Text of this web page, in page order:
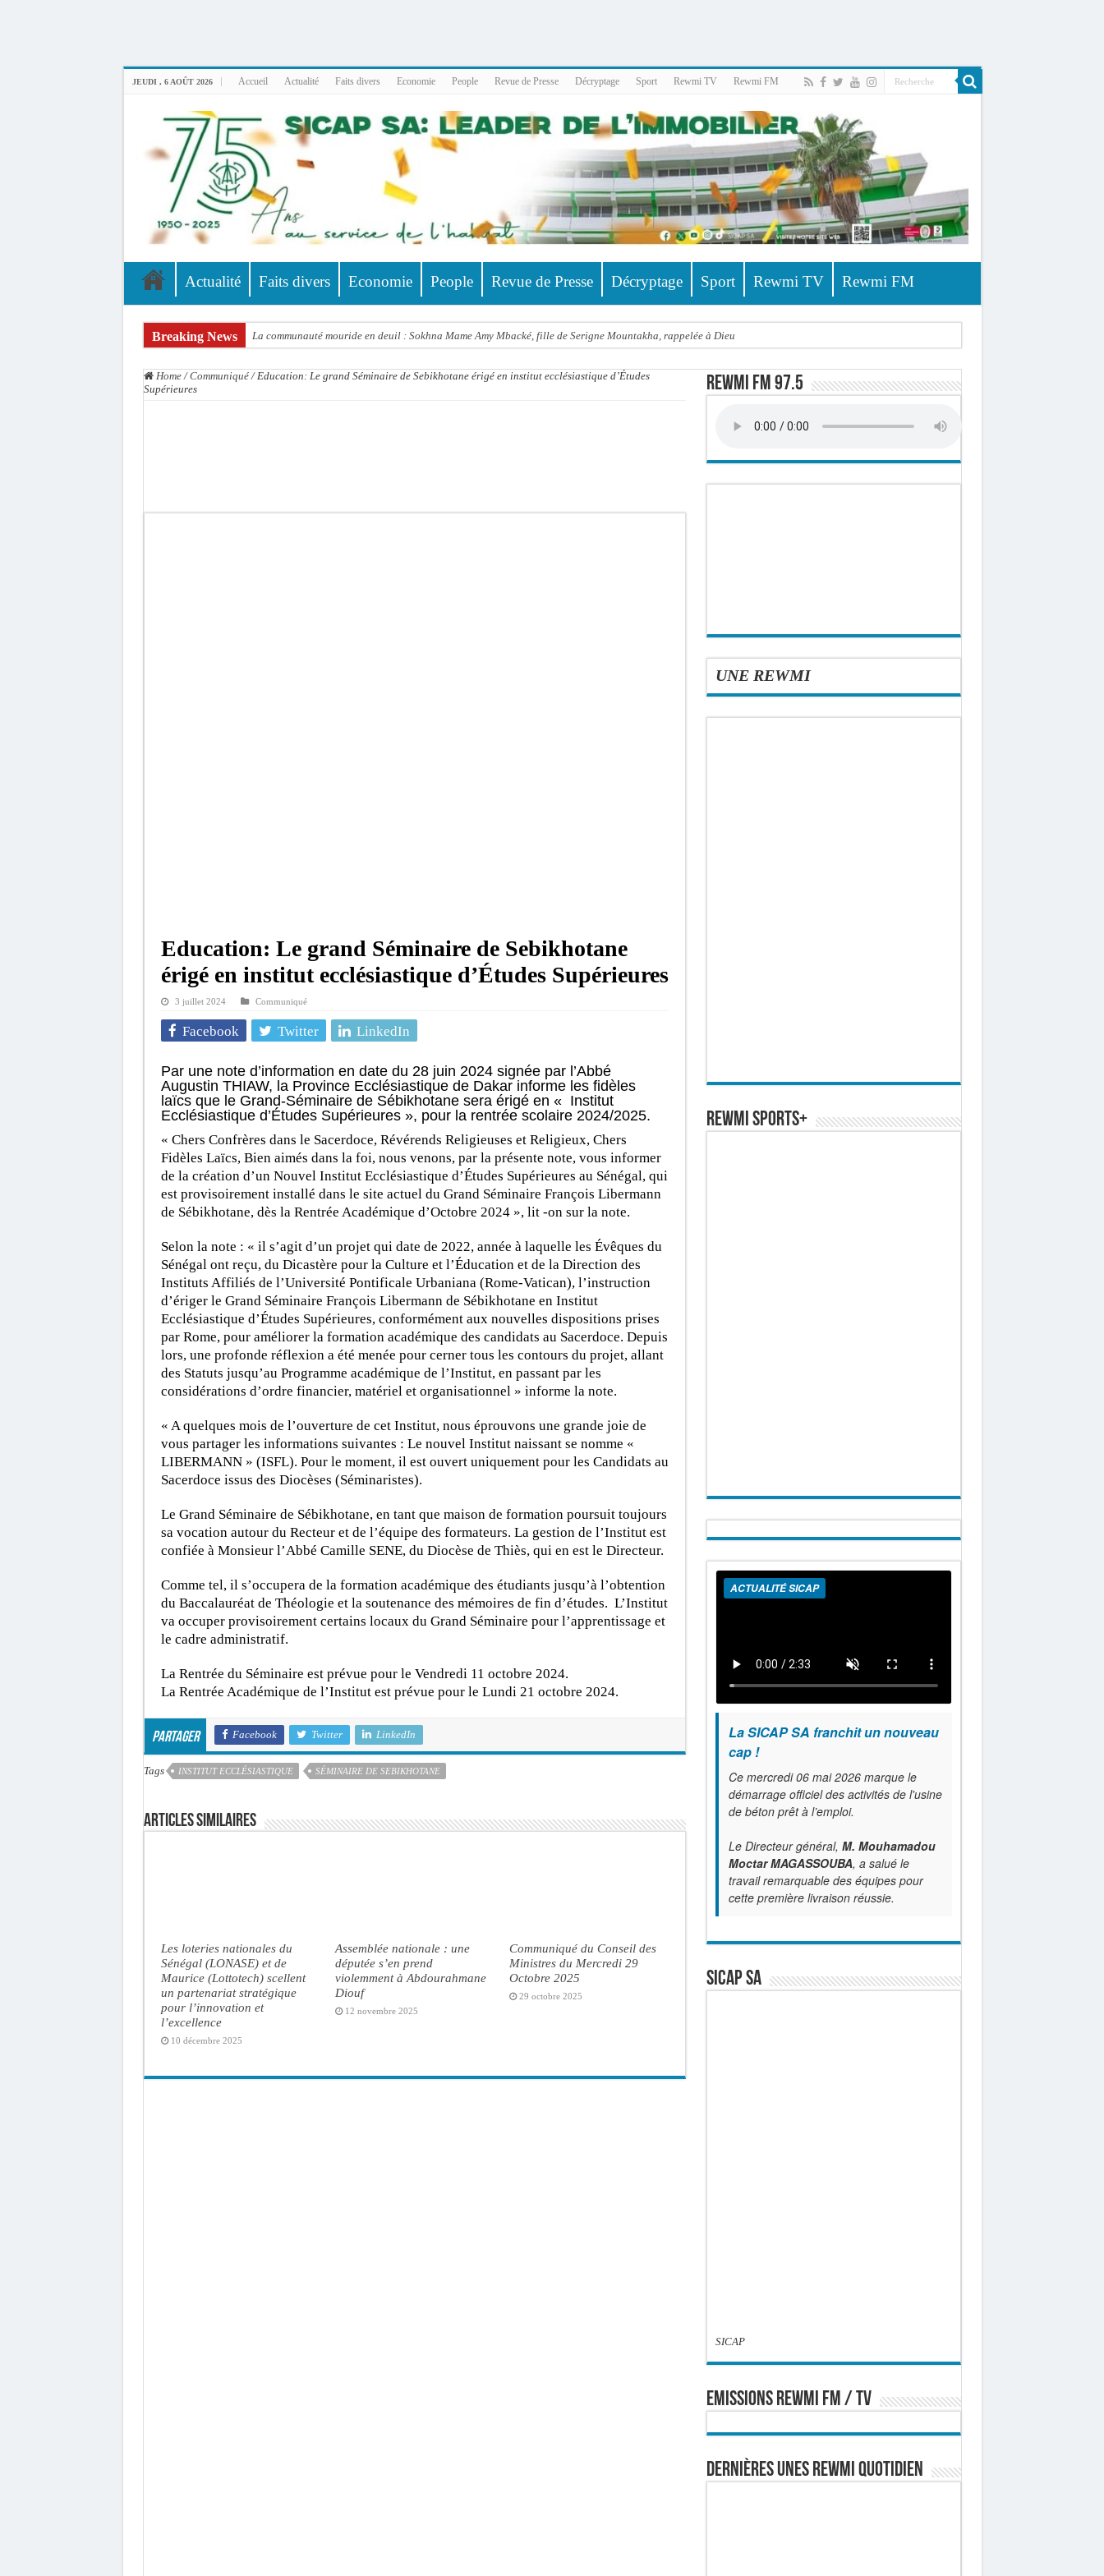
JEUDI , 6 AOÛT 2026 Accueil Actualité Faits divers Economie People Revue de Presse Décryptage Sport Rewmi TV Rewmi FM
Actualité Faits divers Economie People Revue de Presse Décryptage Sport Rewmi TV Rewmi FM
Breaking News La communauté mouride en deuil : Sokhna Mame Amy Mbacké, fille de Serigne Mountakha, rappelée à Dieu
Home / Communiqué / Education: Le grand Séminaire de Sebikhotane érigé en institut ecclésiastique d’Études
Supérieures
Education: Le grand Séminaire de Sebikhotane
érigé en institut ecclésiastique d’Études Supérieures
3 juillet 2024 Communiqué
Facebook Twitter LinkedIn
Par une note d’information en date du 28 juin 2024 signée par l’Abbé
Augustin THIAW, la Province Ecclésiastique de Dakar informe les fidèles
laïcs que le Grand-Séminaire de Sébikhotane sera érigé en « Institut
Ecclésiastique d’Études Supérieures », pour la rentrée scolaire 2024/2025.
« Chers Confrères dans le Sacerdoce, Révérends Religieuses et Religieux, Chers
Fidèles Laïcs, Bien aimés dans la foi, nous venons, par la présente note, vous informer
de la création d’un Nouvel Institut Ecclésiastique d’Études Supérieures au Sénégal, qui
est provisoirement installé dans le site actuel du Grand Séminaire François Libermann
de Sébikhotane, dès la Rentrée Académique d’Octobre 2024 », lit -on sur la note.
Selon la note : « il s’agit d’un projet qui date de 2022, année à laquelle les Évêques du
Sénégal ont reçu, du Dicastère pour la Culture et l’Éducation et de la Direction des
Instituts Affiliés de l’Université Pontificale Urbaniana (Rome-Vatican), l’instruction
d’ériger le Grand Séminaire François Libermann de Sébikhotane en Institut
Ecclésiastique d’Études Supérieures, conformément aux nouvelles dispositions prises
par Rome, pour améliorer la formation académique des candidats au Sacerdoce. Depuis
lors, une profonde réflexion a été menée pour cerner tous les contours du projet, allant
des Statuts jusqu’au Programme académique de l’Institut, en passant par les
considérations d’ordre financier, matériel et organisationnel » informe la note.
« A quelques mois de l’ouverture de cet Institut, nous éprouvons une grande joie de
vous partager les informations suivantes : Le nouvel Institut naissant se nomme «
LIBERMANN » (ISFL). Pour le moment, il est ouvert uniquement pour les Candidats au
Sacerdoce issus des Diocèses (Séminaristes).
Le Grand Séminaire de Sébikhotane, en tant que maison de formation poursuit toujours
sa vocation autour du Recteur et de l’équipe des formateurs. La gestion de l’Institut est
confiée à Monsieur l’Abbé Camille SENE, du Diocèse de Thiès, qui en est le Directeur.
Comme tel, il s’occupera de la formation académique des étudiants jusqu’à l’obtention
du Baccalauréat de Théologie et la soutenance des mémoires de fin d’études. L’Institut
va occuper provisoirement certains locaux du Grand Séminaire pour l’apprentissage et
le cadre administratif.
La Rentrée du Séminaire est prévue pour le Vendredi 11 octobre 2024.
La Rentrée Académique de l’Institut est prévue pour le Lundi 21 octobre 2024.
Partager Facebook Twitter LinkedIn
Tags INSTITUT ECCLÉSIASTIQUE SÉMINAIRE DE SEBIKHOTANE
Articles similaires
Les loteries nationales du
Sénégal (LONASE) et de
Maurice (Lottotech) scellent
un partenariat stratégique
pour l’innovation et
l’excellence
10 décembre 2025
Assemblée nationale : une
députée s’en prend
violemment à Abdourahmane
Diouf
12 novembre 2025
Communiqué du Conseil des
Ministres du Mercredi 29
Octobre 2025
29 octobre 2025
Rewmi FM 97.5
UNE REWMI
REWMI SPORTS+
ACTUALITÉ SICAP
La SICAP SA franchit un nouveau
cap !
Ce mercredi 06 mai 2026 marque le
démarrage officiel des activités de l'usine
de béton prêt à l’emploi.
Le Directeur général, M. Mouhamadou
Moctar MAGASSOUBA, a salué le
travail remarquable des équipes pour
cette première livraison réussie.
SICAP SA
SICAP
EMISSIONS REWMI FM / TV
Dernières Unes Rewmi Quotidien